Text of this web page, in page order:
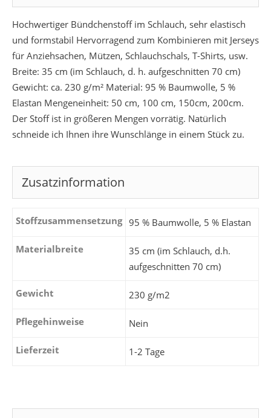
Hochwertiger Bündchenstoff im Schlauch, sehr elastisch
und formstabil Hervorragend zum Kombinieren mit Jerseys
für Anziehsachen, Mützen, Schlauchschals, T-Shirts, usw.
Breite: 35 cm (im Schlauch, d. h. aufgeschnitten 70 cm)
Gewicht: ca. 230 g/m² Material: 95 % Baumwolle, 5 %
Elastan Mengeneinheit: 50 cm, 100 cm, 150cm, 200cm.
Der Stoff ist in größeren Mengen vorrätig. Natürlich
schneide ich Ihnen ihre Wunschlänge in einem Stück zu.
Zusatzinformation
Stoffzusammensetzung 95 % Baumwolle, 5 % Elastan
Materialbreite
35 cm (im Schlauch, d.h.
aufgeschnitten 70 cm)
Gewicht 230 g/m2
Pflegehinweise Nein
Lieferzeit 1-2 Tage